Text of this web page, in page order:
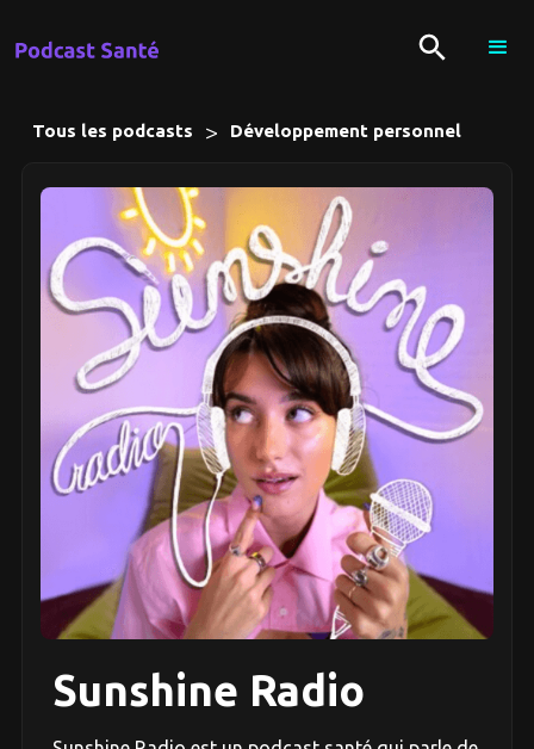
Tous les podcasts > Développement personnel
Sunshine Radio